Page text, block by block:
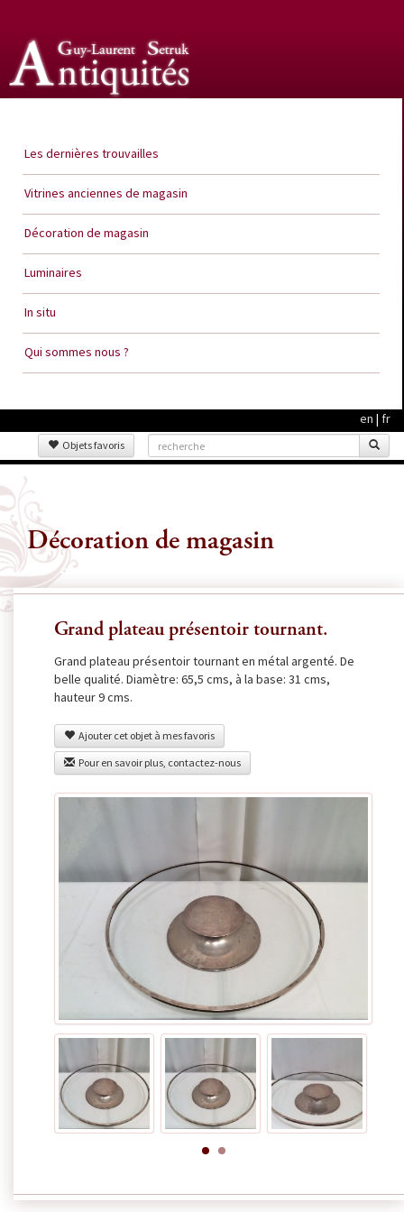
Les dernières trouvailles
Vitrines anciennes de magasin
Décoration de magasin
Luminaires
In situ
Qui sommes nous ?
en | fr
Objets favoris
Décoration de magasin
Grand plateau présentoir tournant.
Grand plateau présentoir tournant en métal argenté. De
belle qualité. Diamètre: 65,5 cms, à la base: 31 cms,
hauteur 9 cms.
Ajouter cet objet à mes favoris
Pour en savoir plus, contactez-nous